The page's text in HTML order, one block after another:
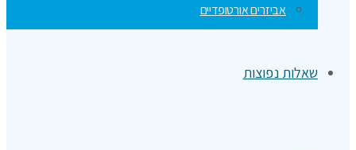
אביזרים אורטופדיים
שאלות נפוצות